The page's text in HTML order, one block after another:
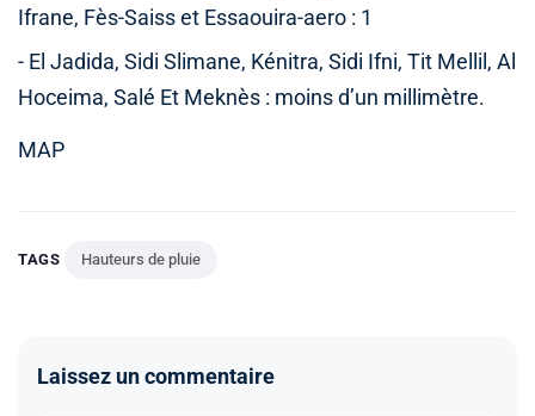
Ifrane, Fès-Saiss et Essaouira-aero : 1
- El Jadida, Sidi Slimane, Kénitra, Sidi Ifni, Tit Mellil, Al
Hoceima, Salé Et Meknès : moins d’un millimètre.
MAP
TAGS Hauteurs de pluie
Laissez un commentaire